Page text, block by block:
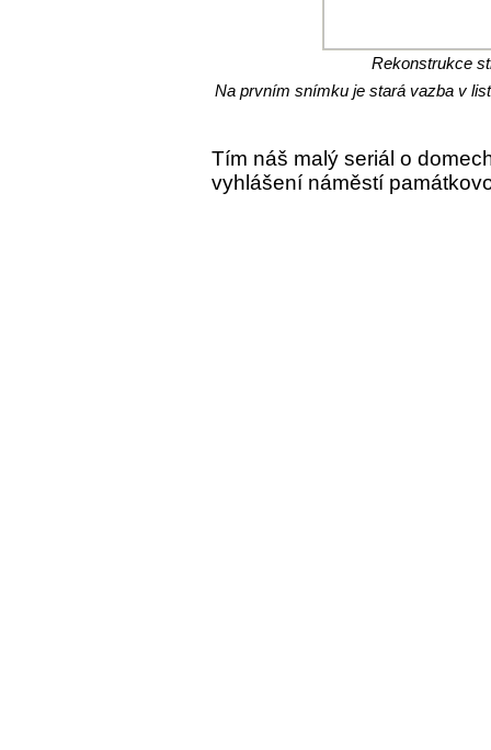
Rekonstrukce
Na prvním snímku je stará vazba v
Tím náš malý seriál o
vyhlášení náměstí